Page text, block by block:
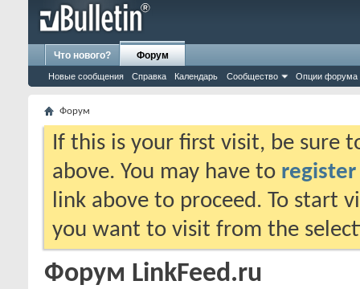
Что нового? Форум
Новые сообщения Справка Календарь Сообщество Опции форума
Форум
If this is your first visit, be sure
above. You may have to register
link above to proceed. To start
you want to visit from the
Форум LinkFeed.ru